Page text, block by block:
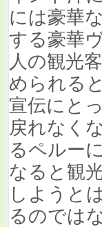
には豪華
する豪華
人の観光
められる
宣伝にと
戻れなく
るペルー
なると観
しようと
るのでは